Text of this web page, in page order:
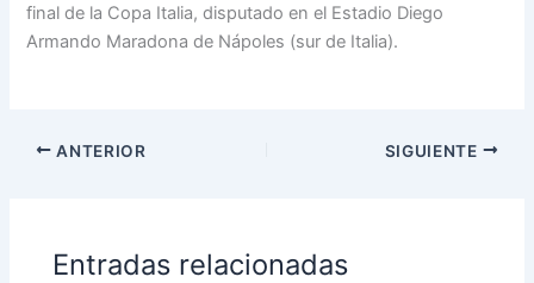
final de la Copa Italia, disputado en el Estadio Diego
Armando Maradona de Nápoles (sur de Italia).
ANTERIOR SIGUIENTE
Entradas relacionadas